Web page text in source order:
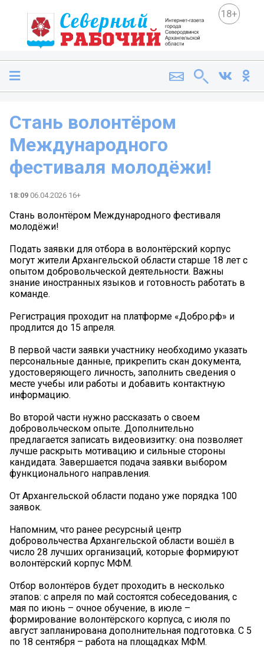
18+
Стань волонтёром
Международного
фестиваля молодёжи!
18:09 06.04.2026 16+
Стань волонтёром Международного фестиваля
молодёжи!
Подать заявки для отбора в волонтёрский корпус
могут жители Архангельской области старше 18 лет с
опытом добровольческой деятельности. Важны
знание иностранных языков и готовность работать в
команде.
️Регистрация проходит на платформе «Добро.рф» и
продлится до 15 апреля.
В первой части заявки участнику необходимо указать
персональные данные, прикрепить скан документа,
удостоверяющего личность, заполнить сведения о
месте учебы или работы и добавить контактную
информацию.
Во второй части нужно рассказать о своем
добровольческом опыте. Дополнительно
предлагается записать видеовизитку: она позволяет
лучше раскрыть мотивацию и сильные стороны
кандидата. Завершается подача заявки выбором
функционального направления.
От Архангельской области подано уже порядка 100
заявок.
Напомним, что ранее ресурсный центр
добровольчества Архангельской области вошёл в
число 28 лучших организаций, которые формируют
волонтёрский корпус МФМ.
Отбор волонтёров будет проходить в несколько
этапов: с апреля по май состоятся собеседования, с
мая по июнь – очное обучение, в июле –
формирование волонтёрского корпуса, с июля по
август запланирована дополнительная подготовка. С 5
по 18 сентября – работа на площадках МФМ.